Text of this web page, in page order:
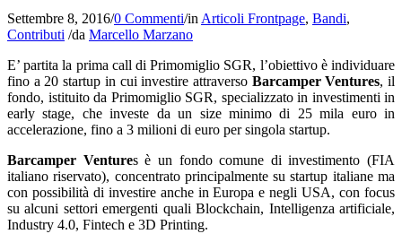
Settembre 8, 2016/0 Commenti/in Articoli Frontpage, Bandi,
Contributi /da Marcello Marzano
E’ partita la prima call di Primomiglio SGR, l’obiettivo è individuare
fino a 20 startup in cui investire attraverso Barcamper Ventures, il
fondo, istituito da Primomiglio SGR, specializzato in investimenti in
early stage, che investe da un size minimo di 25 mila euro in
accelerazione, fino a 3 milioni di euro per singola startup.
Barcamper Ventures è un fondo comune di investimento (FIA
italiano riservato), concentrato principalmente su startup italiane ma
con possibilità di investire anche in Europa e negli USA, con focus
su alcuni settori emergenti quali Blockchain, Intelligenza artificiale,
Industry 4.0, Fintech e 3D Printing.